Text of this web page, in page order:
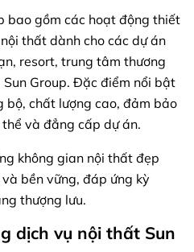
bao gồm các hoạt động thiết
thất dành cho các dự án
resort, trung tâm thương
Group. Đặc điểm nổi bật
bộ, chất lượng cao, đảm bảo
và đẳng cấp dự án.
không gian nội thất đẹp
bền vững, đáp ứng kỳ
thượng lưu.
dịch vụ nội thất Sun